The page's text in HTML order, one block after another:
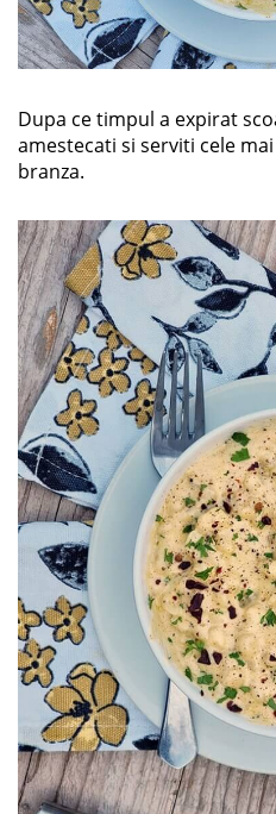
Dupa ce timpul a expirat
amestecati si serviti cele
branza.